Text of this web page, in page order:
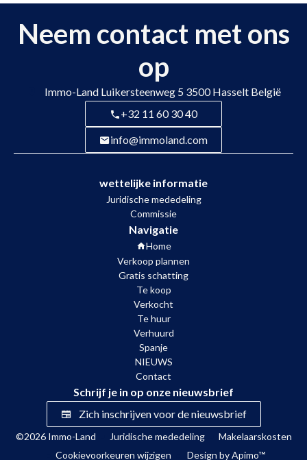
Neem contact met ons
op
Immo-LandLuikersteenweg 5 3500Hasselt België
+32 11 60 30 40
info@immoland.com
wettelijke informatie
Juridische mededeling
Commissie
Navigatie
Home
Verkoop plannen
Gratis schatting
Te koop
Verkocht
Te huur
Verhuurd
Spanje
NIEUWS
Contact
Schrijf je in op onze nieuwsbrief
Zich inschrijven voor de nieuwsbrief
©2026 Immo-Land Juridische mededeling
Makelaarskosten
Cookievoorkeuren wijzigen
Design byApimo™